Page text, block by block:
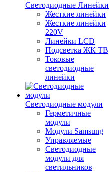
Светодиодные Линейки
Жесткие линейки
Жесткие линейки
220V
Линейки LCD
Подсветка ЖК ТВ
Токовые
светодиодные
линейки
Светодиодные модули
Герметичные
модули
Модули Samsung
Управляемые
Светодиодные
модули для
светильников